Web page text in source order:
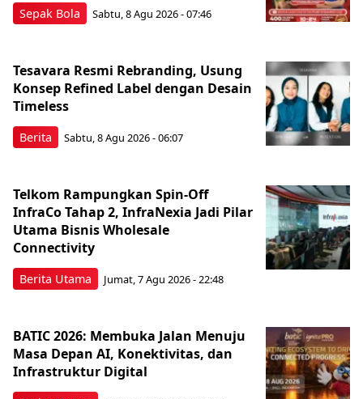
Sepak Bola Sabtu, 8 Agu 2026 - 07:46
Berita
Tesavara Resmi Rebranding, Usung
Konsep Refined Label dengan Desain
Timeless
Sabtu, 8 Agu 2026 - 06:07
Berita Utama
Telkom Rampungkan Spin-Off
InfraCo Tahap 2, InfraNexia Jadi Pilar
Utama Bisnis Wholesale
Connectivity
Jumat, 7 Agu 2026 - 22:48
BATIC 2026: Membuka Jalan Menuju
Masa Depan AI, Konektivitas, dan
Infrastruktur Digital